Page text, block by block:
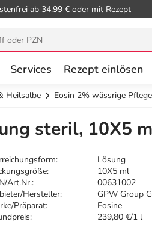
ab 34.99 € oder mit Rezept
Services Rezept einlösen
Heilsalbe Eosin 2% wässrige
steril, 10X5
Lösung
10X5 ml
Art.Nr.:
00631002
Hersteller:
GPW Group
Präparat:
Eosine
239,80 €/1 l